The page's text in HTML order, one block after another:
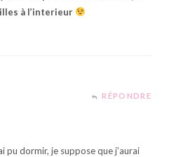
à l’interieur
RÉPONDRE
pu dormir, je suppose que j’aurai